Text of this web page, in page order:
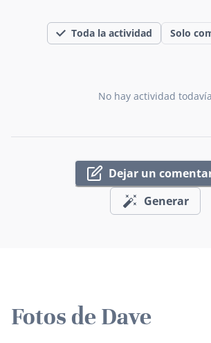
Toda la actividad Solo
No hay actividad todavía
Dejar un
Generar
Fotos de Dave